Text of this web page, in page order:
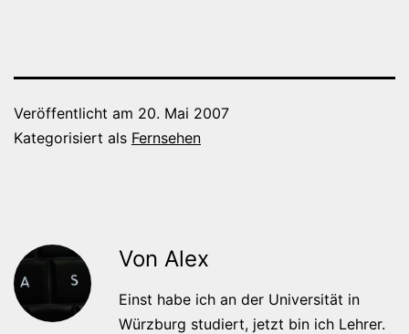
Veröffentlicht am 20. Mai 2007
Kategorisiert als Fernsehen
Von Alex
Einst habe ich an der Universität in
Würzburg studiert, jetzt bin ich Lehrer.